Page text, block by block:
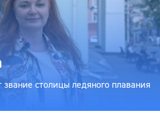
столицы ледяного плавания